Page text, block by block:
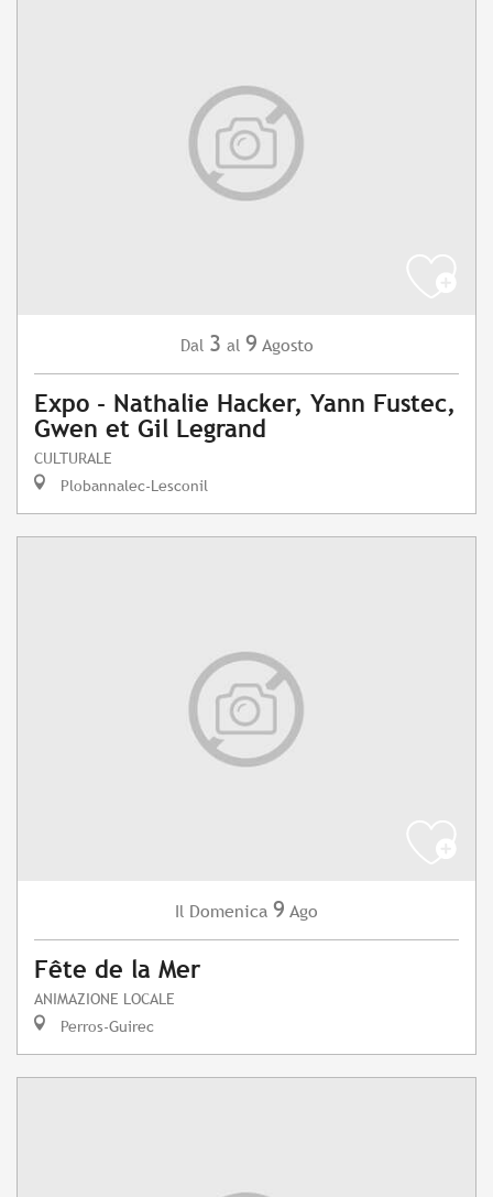
Dal 3 al 9 Agosto
Expo - Nathalie Hacker, Yann Fustec,
Gwen et Gil Legrand
CULTURALE
Plobannalec-Lesconil
Il Domenica 9 Ago
Fête de la Mer
ANIMAZIONE LOCALE
Perros-Guirec